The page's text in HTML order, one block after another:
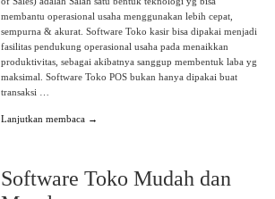
membantu operasional usaha menggunakan lebih cepat,
sempurna & akurat. Software Toko kasir bisa dipakai menjadi
fasilitas pendukung operasional usaha pada menaikkan
produktivitas, sebagai akibatnya sanggup membentuk laba yg
maksimal. Software Toko POS bukan hanya dipakai buat
transaksi …
Lanjutkan membaca →
Software Toko Mudah dan